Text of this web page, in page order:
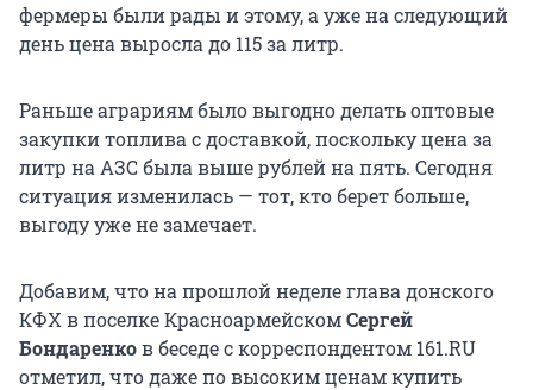
фермеры были рады и этому, а уже на следующий
день цена выросла до 115 за литр.
Раньше аграриям было выгодно делать оптовые
закупки топлива с доставкой, поскольку цена за
литр на АЗС была выше рублей на пять. Сегодня
ситуация изменилась — тот, кто берет больше,
выгоду уже не замечает.
Добавим, что на прошлой неделе глава донского
КФХ в поселке КрасноармейскомСергей
Бондаренков беседе с корреспондентом 161.RU
отметил, что даже по высоким ценам купить